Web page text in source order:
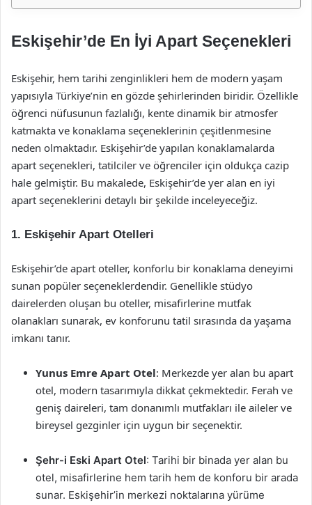
Eskişehir’de En İyi Apart Seçenekleri
Eskişehir, hem tarihi zenginlikleri hem de modern yaşam
yapısıyla Türkiye’nin en gözde şehirlerinden biridir. Özellikle
öğrenci nüfusunun fazlalığı, kente dinamik bir atmosfer
katmakta ve konaklama seçeneklerinin çeşitlenmesine
neden olmaktadır. Eskişehir’de yapılan konaklamalarda
apart seçenekleri, tatilciler ve öğrenciler için oldukça cazip
hale gelmiştir. Bu makalede, Eskişehir’de yer alan en iyi
apart seçeneklerini detaylı bir şekilde inceleyeceğiz.
1. Eskişehir Apart Otelleri
Eskişehir’de apart oteller, konforlu bir konaklama deneyimi
sunan popüler seçeneklerdendir. Genellikle stüdyo
dairelerden oluşan bu oteller, misafirlerine mutfak
olanakları sunarak, ev konforunu tatil sırasında da yaşama
imkanı tanır.
Yunus Emre Apart Otel: Merkezde yer alan bu apart
otel, modern tasarımıyla dikkat çekmektedir. Ferah ve
geniş daireleri, tam donanımlı mutfakları ile aileler ve
bireysel gezginler için uygun bir seçenektir.
Şehr-i Eski Apart Otel: Tarihi bir binada yer alan bu
otel, misafirlerine hem tarih hem de konforu bir arada
sunar. Eskişehir’in merkezi noktalarına yürüme